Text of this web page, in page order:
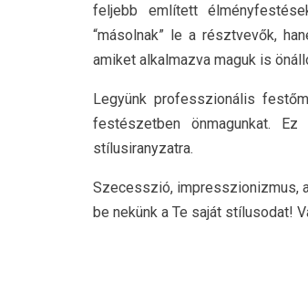
feljebb említett
“másolnak” le a résztvevők,
amiket alkalmazva maguk is
Legyünk professzionális
festészetben önmagunkat.
stílusiranyzatra.
Szecesszió, impresszionizmus,
be nekünk a Te saját stílusodat!